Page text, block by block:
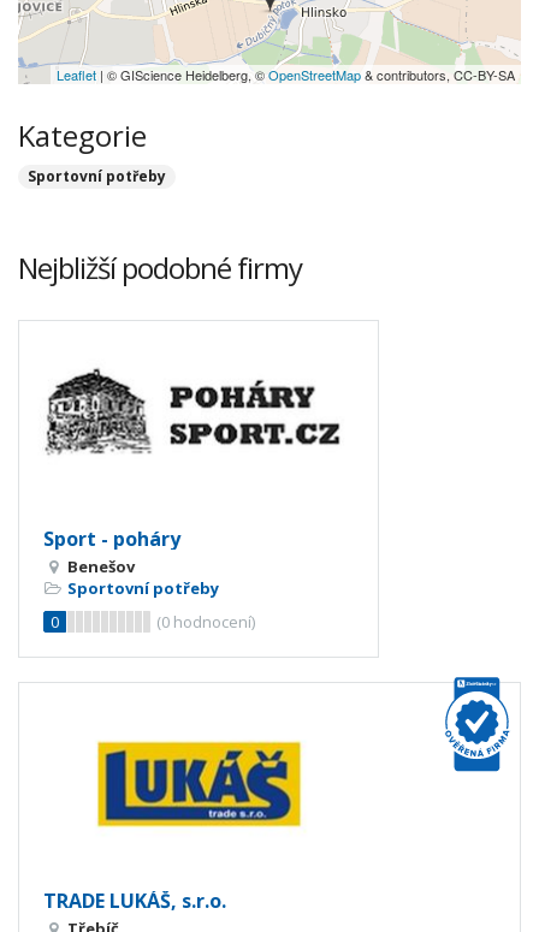
Leaflet | © GIScience Heidelberg, ©OpenStreetMap& contributors, CC-BY-SA
Kategorie
Sportovní potřeby
Nejbližší podobné firmy
Sport - poháry
Benešov
Sportovní potřeby
0
(0 hodnocení)
TRADE LUKÁŠ, s.r.o.